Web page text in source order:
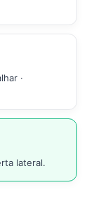
·
lateral.